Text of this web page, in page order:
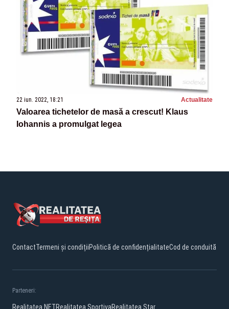
22 iun. 2022, 18:21 Actualitate
Valoarea tichetelor de masă a crescut! Klaus
Iohannis a promulgat legea
ContactTermeni și condițiiPolitică de confidențialitateCod de conduită
Parteneri:
Realitatea.NETRealitatea SportivaRealitatea Star